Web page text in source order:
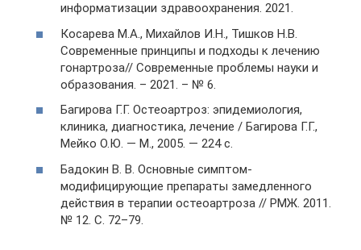
информатизации здравоохранения. 2021.
Косарева М.А., Михайлов И.Н., Тишков Н.В.
Современные принципы и подходы к лечению
гонартроза// Современные проблемы науки и
образования. – 2021. – № 6.
Багирова Г.Г. Остеоартроз: эпидемиология,
клиника, диагностика, лечение / Багирова Г.Г.,
Мейко О.Ю. — М., 2005. — 224 с.
Бадокин В. В. Основные симптом-
модифицирующие препараты замедленного
действия в терапии остеоартроза // РМЖ. 2011.
№ 12. С. 72–79.